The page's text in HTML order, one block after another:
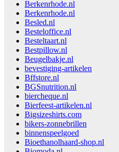
Berkenrhode.nl
Berkenrhode.nl
Besled.nl
Besteloffice.nl
Besteltaart.nl
Bestpillow.nl
Beugelbakje.nl
bevestiging-artikelen
Bffstore.nl
BGSnutrition.nl
biercheque.nl
Bierfeest-artikelen.nl
Bigsizeshirts.com
bikers-zonnebrillen
binnenspeelgoed
Bioethanolhaard-shop.nl